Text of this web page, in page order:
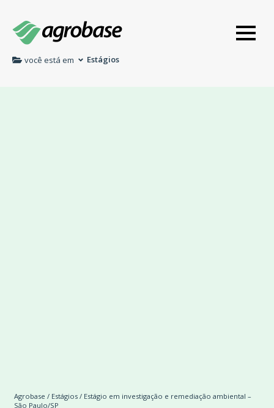
você está em Estágios
Agrobase / Estágios / Estágio em investigação e remediação ambiental –
São Paulo/SP